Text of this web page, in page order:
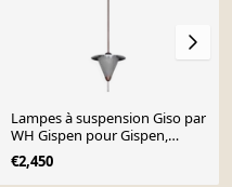
Lampes à suspension Giso par
WH Gispen pour Gispen,
années 1930 | Très Grand
Objet Unique
€2,450